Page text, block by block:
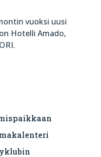
vuoksi uusi
Hotelli Amado,